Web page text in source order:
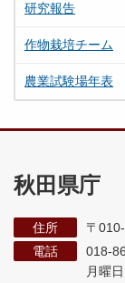
研究報告
作物栽培チーム
農業試験場年表
秋田県庁
住所
〒
電話
018-
月曜